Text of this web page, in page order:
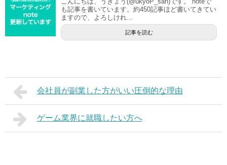
も記事を書いています。約450記事ほど書いてきてい
ますので、よろしけれ...
記事を読む
会社員が副業した方がいい圧倒的な理由
ゲーム業界に就職したい方へ